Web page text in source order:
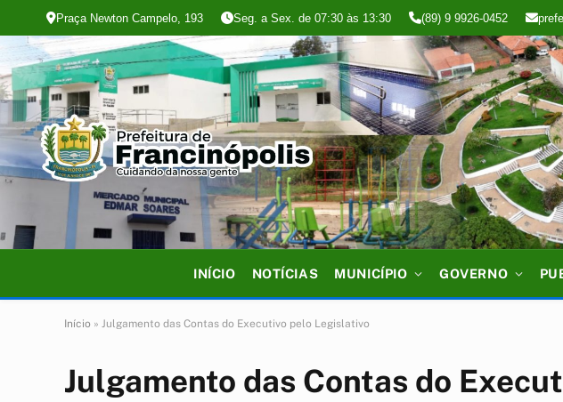
Praça Newton Campelo, 193 Seg. a Sex. de 07:30 às 13:30 (89) 9 9926-0452
INÍCIO NOTÍCIAS MUNICÍPIO GOVERNO
Início » Julgamento das Contas do Executivo pelo Legislativo
Julgamento das Contas do